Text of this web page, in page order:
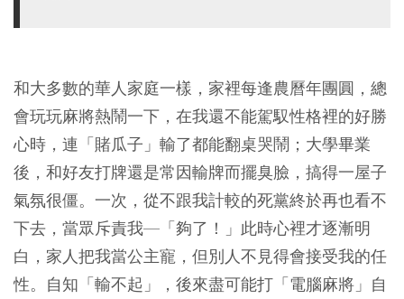
和大多數的華人家庭一樣，家裡每逢農曆年團圓，總
會玩玩麻將熱鬧一下，在我還不能駕馭性格裡的好勝
心時，連「賭瓜子」輸了都能翻桌哭鬧；大學畢業
後，和好友打牌還是常因輸牌而擺臭臉，搞得一屋子
氣氛很僵。一次，從不跟我計較的死黨終於再也看不
下去，當眾斥責我—「夠了！」此時心裡才逐漸明
白，家人把我當公主寵，但別人不見得會接受我的任
性。自知「輸不起」，後來盡可能打「電腦麻將」自